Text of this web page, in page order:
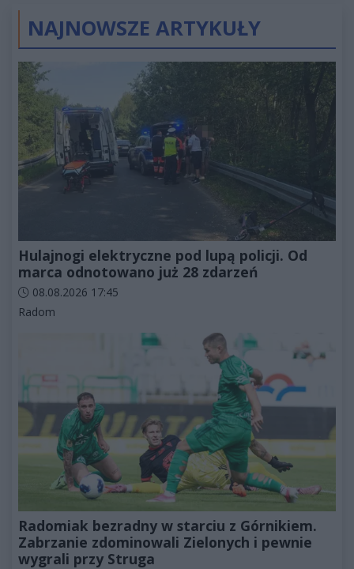
NAJNOWSZE ARTYKUŁY
Hulajnogi elektryczne pod lupą policji. Od
marca odnotowano już 28 zdarzeń
Data dodania artykułu:
08.08.2026 17:45
Kategorie artykułu:
Radom
Radomiak bezradny w starciu z Górnikiem.
Zabrzanie zdominowali Zielonych i pewnie
wygrali przy Struga